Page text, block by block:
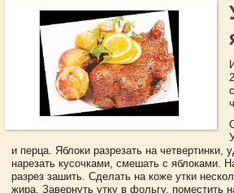
и перца. Яблоки разрезать на четвертинки,
нарезать кусочками, смешать с яблоками.
разрез зашить. Сделать на коже утки
жира. Завернуть утку в фольгу, поместить